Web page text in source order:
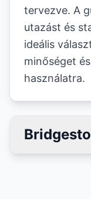
tervezve. A
utazást és
ideális
minőséget
használatra.